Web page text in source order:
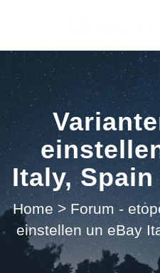
My tickets
Submit ticket
Italy,
Home > Forum -
einstellen un eBay